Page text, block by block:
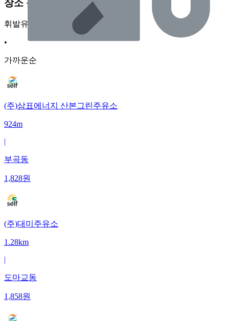
장소 근처 주유소
휘발유
•
가까운순
(주)삼표에너지 산본그린주유소
924m
|
부곡동
1,828원
(주)대미주유소
1.28km
|
도마교동
1,858원